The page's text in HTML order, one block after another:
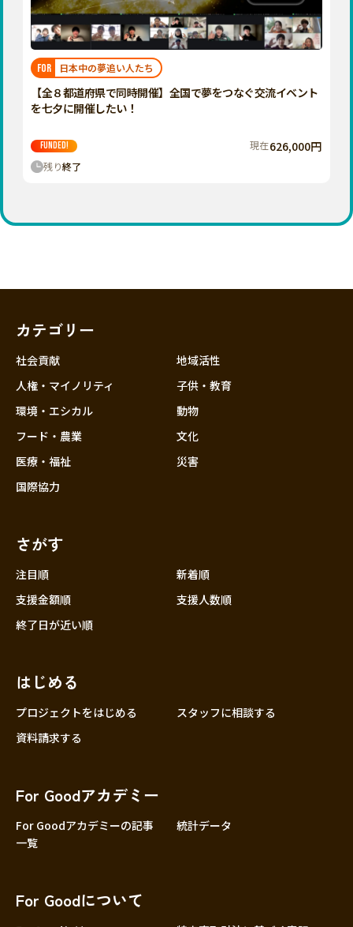
栃木
群馬
千葉
神奈川
石川
近畿
中国
徳島 香川 愛媛 高知
九州・沖縄
福岡 佐賀 長崎
宮崎
鹿児島 沖縄
FOR 日本中の夢追い人たち
【全８都道府県で同時開催】全国で夢をつなぐ交流イベント
を七夕に開催したい！
FUNDED! 現在626,000円
残り終了
カテゴリー
社会貢献
人権・マイノリティ
環境・エシカル
フード・農業
医療・福祉
国際協力
地域活性
子供・教育
動物
文化
災害
さがす
注目順
新着順
支援金額順
支援人数順
終了日が近い順
はじめる
プロジェクトをはじめる
スタッフに相談する
資料請求する
For Goodアカデミー
For Goodアカデミーの記事
一覧
統計データ
For Goodについて